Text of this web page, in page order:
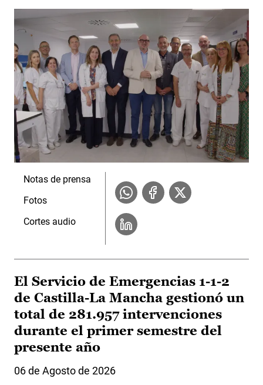
Notas de prensa
Fotos
Cortes audio
El Servicio de Emergencias 1-1-2
de Castilla-La Mancha gestionó un
total de 281.957 intervenciones
durante el primer semestre del
presente año
06 de Agosto de 2026